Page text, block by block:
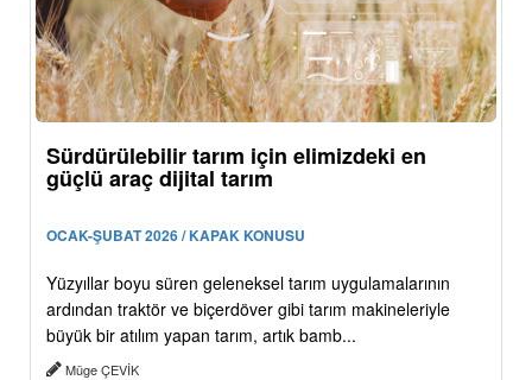
Sürdürülebilir tarım için elimizdeki en
güçlü araç dijital tarım
OCAK-ŞUBAT 2026 / KAPAK KONUSU
Yüzyıllar boyu süren geleneksel tarım uygulamalarının
ardından traktör ve biçerdöver gibi tarım makineleriyle
büyük bir atılım yapan tarım, artık bamb...
Müge ÇEVİK